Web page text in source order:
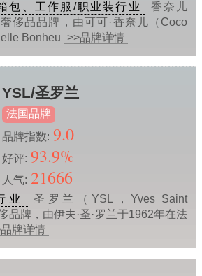
包、工作服/职业装行业
香奈儿
侈品品牌，由可可·香奈儿（Coco
Bonheu
>>品牌详情
YSL/圣罗兰
法国品牌
品牌指数: 9.0
好评: 93.9%
人气: 21666
业
圣罗兰（YSL，Yves Saint
品牌，由伊夫·圣·罗兰于1962年在法
牌详情